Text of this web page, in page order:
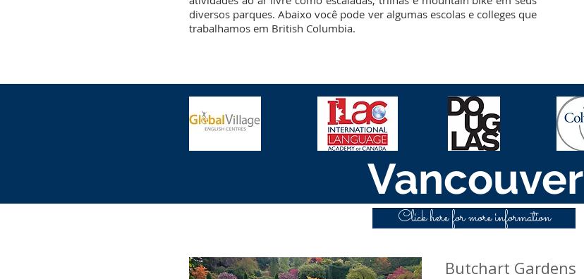
diversos parques. Abaixo você pode ver algumas escolas e colleges que
trabalhamos em British Columbia.
Vancouver
Click here for more information
Butchart Gardens